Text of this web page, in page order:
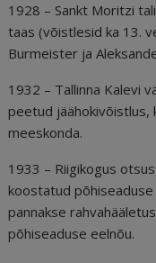
1928 – Sankt Moritzi
taas (võistlesid ka 13.
Burmeister ja
1932 – Tallinna Kalevi
peetud jäähokivõistlus,
meeskonda.
1933 – Riigikogus
koostatud
pannakse
põhiseaduse eelnõu.